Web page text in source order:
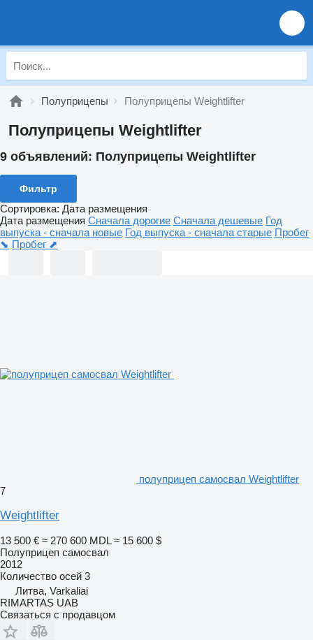
Полуприцепы Полуприцепы Weightlifter
Полуприцепы Weightlifter
9 объявлений: Полуприцепы Weightlifter
Фильтр
Сортировка: Дата размещения
Дата размещения Сначала дорогие Сначала дешевые Год
выпуска - сначала новые Год выпуска - сначала старые Пробег
⬊ Пробег ⬈
полуприцеп самосвал Weightlifter
7
Weightlifter
13 500 € ≈ 270 600 MDL ≈ 15 600 $
Полуприцеп самосвал
2012
Количество осей 3
Литва, Varkaliai
RIMARTAS UAB
Связаться с продавцом